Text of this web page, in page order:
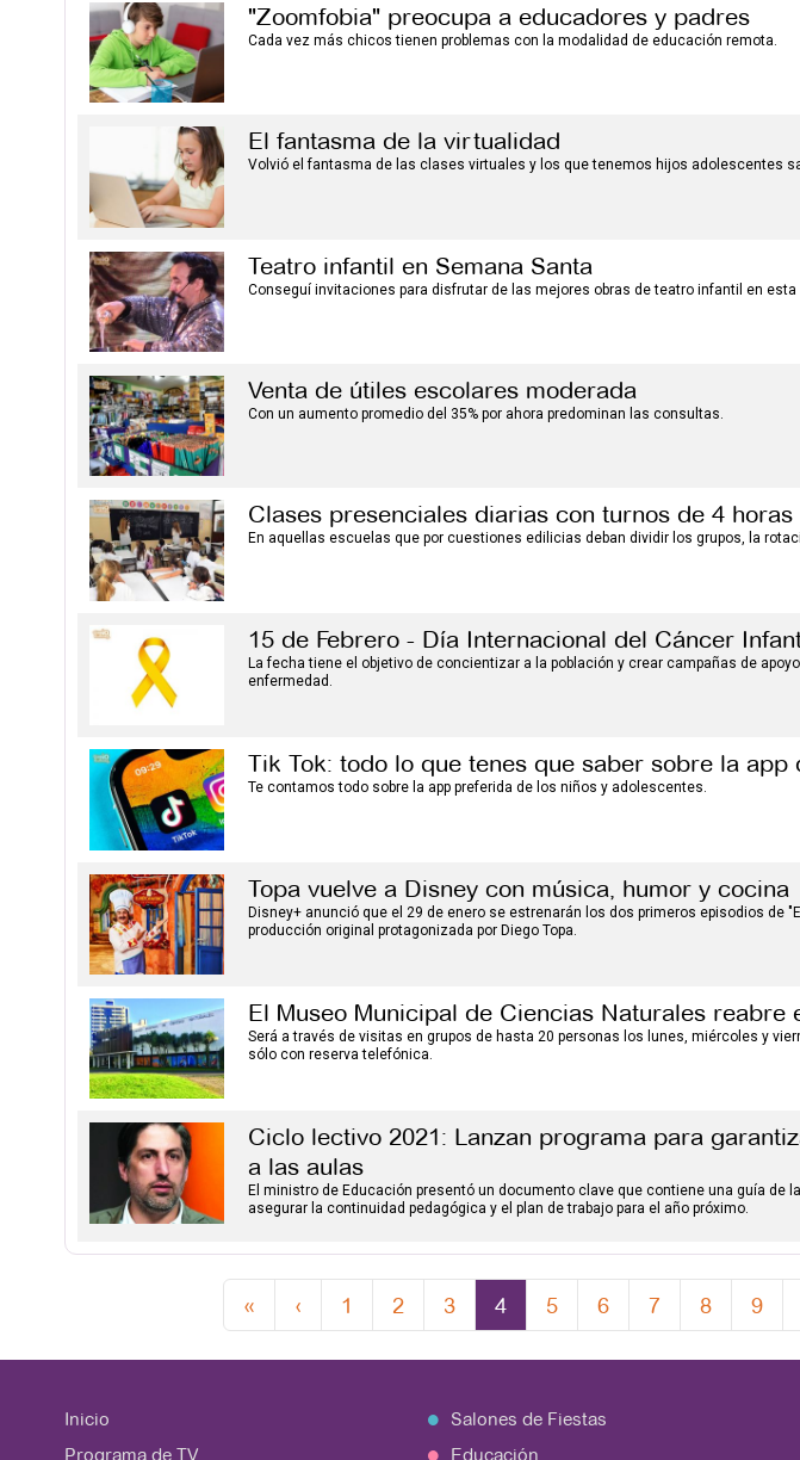
"Zoomfobia" preocupa a educadores y padres
Cada vez más chicos tienen problemas con la modalidad de educación remota.
El fantasma de la virtualidad
Volvió el fantasma de las clases virtuales y los que tenemos hijos adolescentes
Teatro infantil en Semana Santa
Conseguí invitaciones para disfrutar de las mejores obras de teatro infantil en esta
Venta de útiles escolares moderada
Con un aumento promedio del 35% por ahora predominan las consultas.
Clases presenciales diarias con turnos de 4 horas
En aquellas escuelas que por cuestiones edilicias deban dividir los grupos, la
15 de Febrero - Día Internacional del Cáncer
La fecha tiene el objetivo de concientizar a la población y crear campañas de
enfermedad.
Tik Tok: todo lo que tenes que saber sobre la app
Te contamos todo sobre la app preferida de los niños y adolescentes.
Topa vuelve a Disney con música, humor y cocina
Disney+ anunció que el 29 de enero se estrenarán los dos primeros episodios de
producción original protagonizada por Diego Topa.
El Museo Municipal de Ciencias Naturales reabre
Será a través de visitas en grupos de hasta 20 personas los lunes, miércoles y
sólo con reserva telefónica.
Ciclo lectivo 2021: Lanzan programa para
a las aulas
El ministro de Educación presentó un documento clave que contiene una guía de
asegurar la continuidad pedagógica y el plan de trabajo para el año próximo.
« ‹ 1 2 3 4 5 6 7 8 9
Inicio
Programa de TV
Salones de Fiestas
Educación